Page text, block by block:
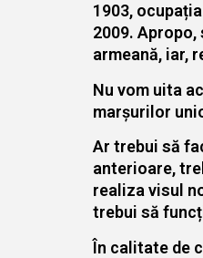
1903,
2009.
armeană, iar,
Nu vom uita
marșurilor
Ar trebui să
anterioare,
realiza visul
trebui să
În calitate de